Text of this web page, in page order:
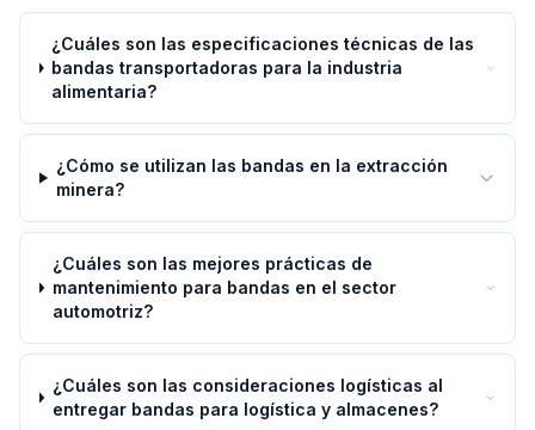
¿Cuáles son las especificaciones técnicas de las
bandas transportadoras para la industria
alimentaria?
¿Cómo se utilizan las bandas en la extracción
minera?
¿Cuáles son las mejores prácticas de
mantenimiento para bandas en el sector
automotriz?
¿Cuáles son las consideraciones logísticas al
entregar bandas para logística y almacenes?